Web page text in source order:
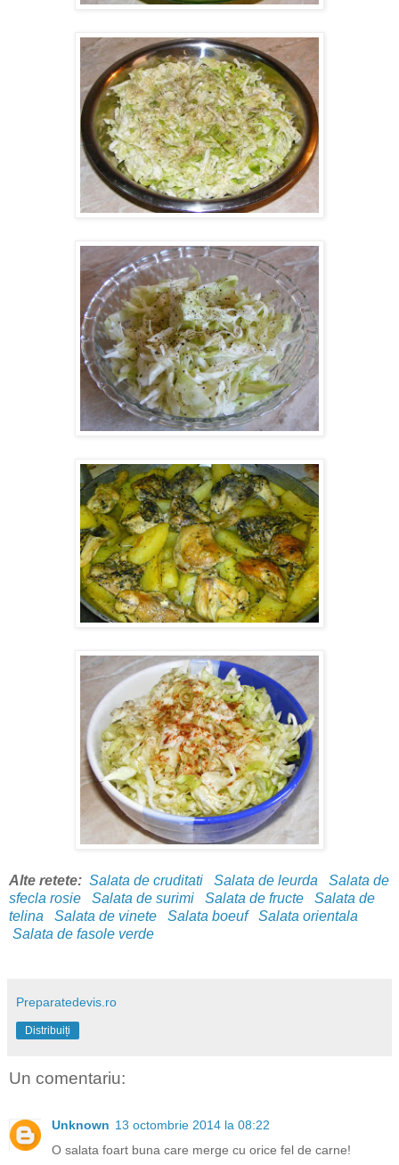
Alte retete: Salata de cruditati Salata de leurda
Salata de
sfecla rosie
Salata de surimi Salata de fructe
Salata de
telina
Salata de vinete Salata boeuf
Salata orientala
Salata de fasole verde
Preparatedevis.ro
Distribuiți
Un comentariu:
Unknown 13 octombrie 2014 la 08:22
O salata foart buna care merge cu orice fel de carne!